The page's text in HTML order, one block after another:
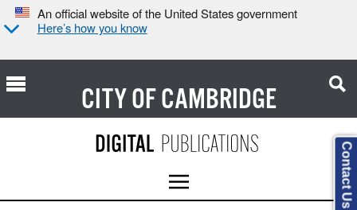
An official website of the United States government
Here’s how you know
CITY OFCAMBRIDGE
Contact Us